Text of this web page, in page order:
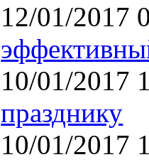
12/01/2017
10/01/2017
празднику
10/01/2017